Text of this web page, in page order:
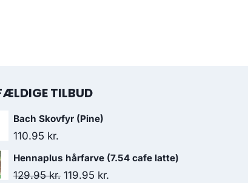
TILBUD
Bach Skovfyr (Pine)
110.95 kr.
Hennaplus hårfarve (7.54 cafe latte)
129.95kr. Den
119.95 kr.